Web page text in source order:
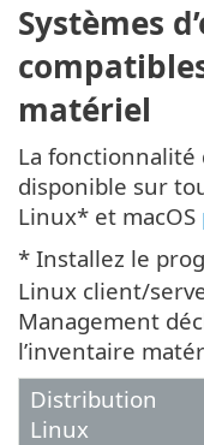
Systèmes
matériel
La fonctionnalité
disponible sur
Linux* et macOS
* Installez le
Linux client/
Management
l’inventaire
Distribution
Linux